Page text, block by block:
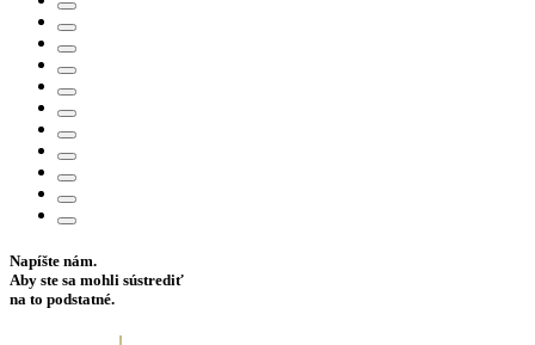
Napíšte nám.
Aby ste sa mohli sústrediť
na to podstatné.